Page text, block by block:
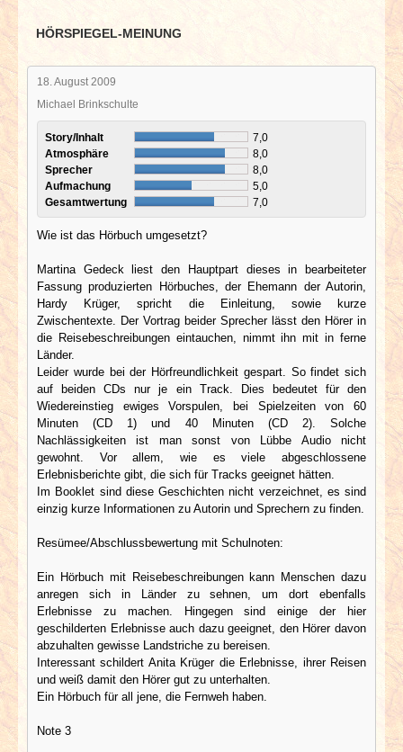
HÖRSPIEGEL-MEINUNG
18. August 2009
Michael Brinkschulte
Story/Inhalt
7,0
Atmosphäre
8,0
Sprecher
8,0
Aufmachung
5,0
Gesamtwertung
7,0
Wie ist das Hörbuch umgesetzt?
Martina Gedeck liest den Hauptpart dieses in bearbeiteter
Fassung produzierten Hörbuches, der Ehemann der Autorin,
Hardy Krüger, spricht die Einleitung, sowie kurze
Zwischentexte. Der Vortrag beider Sprecher lässt den Hörer in
die Reisebeschreibungen eintauchen, nimmt ihn mit in ferne
Länder.
Leider wurde bei der Hörfreundlichkeit gespart. So findet sich
auf beiden CDs nur je ein Track. Dies bedeutet für den
Wiedereinstieg ewiges Vorspulen, bei Spielzeiten von 60
Minuten (CD 1) und 40 Minuten (CD 2). Solche
Nachlässigkeiten ist man sonst von Lübbe Audio nicht
gewohnt. Vor allem, wie es viele abgeschlossene
Erlebnisberichte gibt, die sich für Tracks geeignet hätten.
Im Booklet sind diese Geschichten nicht verzeichnet, es sind
einzig kurze Informationen zu Autorin und Sprechern zu finden.
Resümee/Abschlussbewertung mit Schulnoten:
Ein Hörbuch mit Reisebeschreibungen kann Menschen dazu
anregen sich in Länder zu sehnen, um dort ebenfalls
Erlebnisse zu machen. Hingegen sind einige der hier
geschilderten Erlebnisse auch dazu geeignet, den Hörer davon
abzuhalten gewisse Landstriche zu bereisen.
Interessant schildert Anita Krüger die Erlebnisse, ihrer Reisen
und weiß damit den Hörer gut zu unterhalten.
Ein Hörbuch für all jene, die Fernweh haben.
Note 3